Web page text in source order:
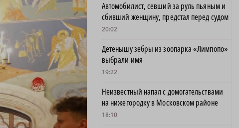
Автомобилист, севший за руль пьяным и
сбивший женщину, предстал перед судом
20:02
Детенышу зебры из зоопарка «Лимпопо»
выбрали имя
19:22
Неизвестный напал с домогательствами
на нижегородку в Московском районе
18:10